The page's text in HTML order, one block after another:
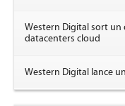
Western Digital sort un
datacenters cloud
Western Digital lance